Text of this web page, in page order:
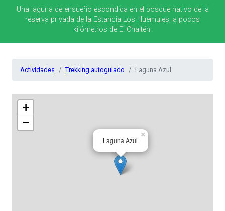
Una laguna de ensueño escondida en el bosque nativo de la
reserva privada de la Estancia Los Huemules, a pocos
kilómetros de El Chaltén.
Actividades Trekking autoguiado Laguna Azul
Laguna Azul
×
+
−